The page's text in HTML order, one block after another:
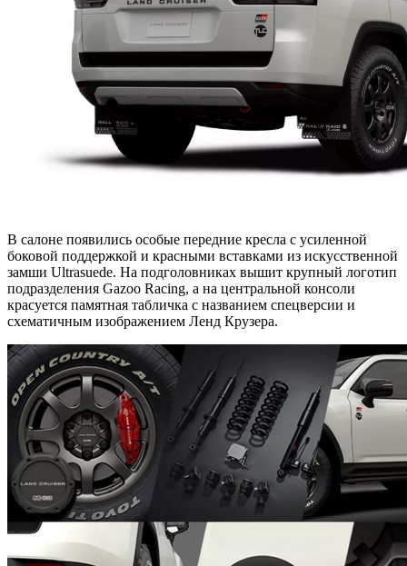
В салоне появились особые передние кресла с усиленной
боковой поддержкой и красными вставками из искусственной
замши Ultrasuede. На подголовниках вышит крупный логотип
подразделения Gazoo Racing, а на центральной консоли
красуется памятная табличка с названием спецверсии и
схематичным изображением Ленд Крузера.